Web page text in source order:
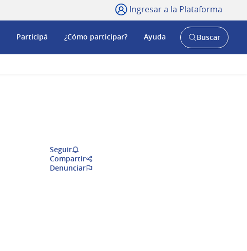
Ingresar a la Plataforma
Participá ¿Cómo participar? Ayuda
AbrirBuscar
Seguir
Compartir
Denunciar